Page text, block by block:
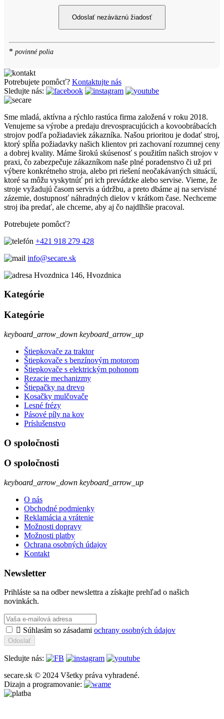
Odoslať nezáväznú žiadosť
* povinné polia
Potrebujete pomôcť? Kontaktujte nás
Sledujte nás:
Sme mladá, aktívna a rýchlo rastúca firma založená v roku 2018.
Venujeme sa výrobe a predaju drevospracujúcich a kovoobrábacích
strojov podľa požiadaviek zákazníka. Našou prioritou je dodať stroj,
ktorý spĺňa požiadavky našich klientov pri zachovaní rozumnej ceny
a dobrej kvality. Máme širokú skúsenosť s použitím našich strojov v
praxi, čo zabezpečuje zákazníkom naše plné poradenstvo či už pri
výbere konkrétneho stroja, alebo pri riešení neočakávaných situácií,
ktoré sa môžu vyskytnúť pri ich prevádzke alebo servise. Vieme, že
stroje vyžadujú časom servis a údržbu, a preto dbáme aj na servisné
zázemie, dostupnosť náhradných dielov v krátkom čase. Nechceme
stroj iba predať, ale chceme, aby aj čo najdlhšie pracoval.
Potrebujete pomôcť?
+421 918 279 428
info@secare.sk
Hvozdnica 146, Hvozdnica
Kategórie
Kategórie
keyboard_arrow_down keyboard_arrow_up
Štiepkovače za traktor
Štiepkovače s benzínovým motorom
Štiepkovače s elektrickým pohonom
Rezacie mechanizmy
Štiepačky na drevo
Kosačky mulčovače
Lesné frézy
Pásové píly na kov
Príslušenstvo
O spoločnosti
O spoločnosti
keyboard_arrow_down keyboard_arrow_up
O nás
Obchodné podmienky
Reklamácia a vrátenie
Možnosti dopravy
Možnosti platby
Ochrana osobných údajov
Kontakt
Newsletter
Prihláste sa na odber newslettra a získajte prehľad o našich
novinkách.
 Súhlasím so zásadami ochrany osobných údajov
Odoslať
Sledujte nás:
secare.sk © 2024 Všetky práva vyhradené.
Dizajn a programovanie: